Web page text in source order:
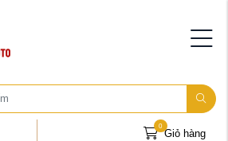
Giỏ hàng
0